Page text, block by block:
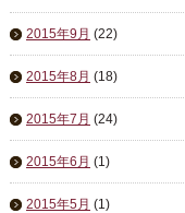
2015年9月 (22)
2015年8月 (18)
2015年7月 (24)
2015年6月 (1)
2015年5月 (1)